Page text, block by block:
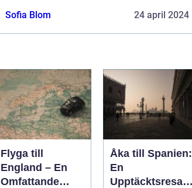
Sofia Blom 24 april 2024
Flyga till
England – En
Omfattande
Åka till Spanien:
En
Upptäcktsresa i